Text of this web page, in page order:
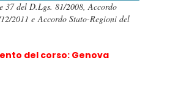
37 del D.Lgs. 81/2008, Accordo
2011 e Accordo Stato-Regioni del
del corso: Genova